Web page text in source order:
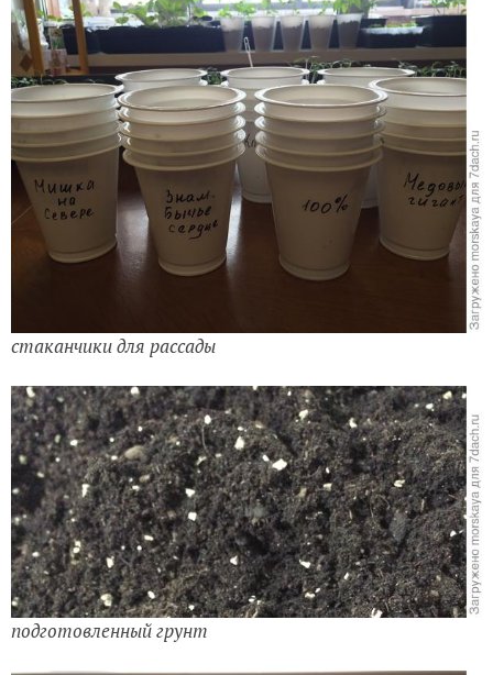
стаканчики для рассады
подготовленный грунт